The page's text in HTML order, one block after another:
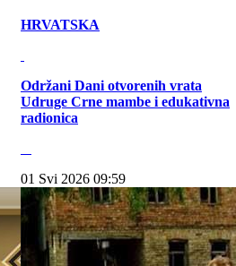
HRVATSKA
Održani Dani otvorenih vrata
Udruge Crne mambe i edukativna
radionica
01 Svi 2026 09:59